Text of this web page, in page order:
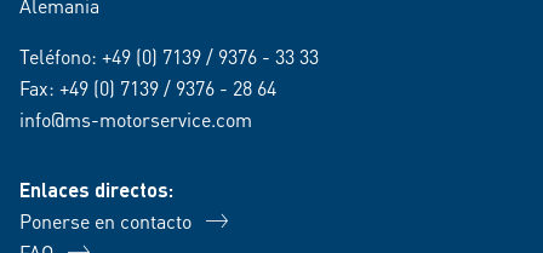
Alemania
Teléfono: +49 (0) 7139 / 9376 - 33 33
Fax: +49 (0) 7139 / 9376 - 28 64
info@ms-motorservice.com
Enlaces directos:
Ponerse en contacto